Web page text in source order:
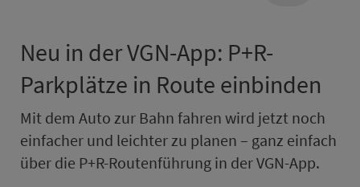
Neu in der VGN-App: P+R-
Parkplätze in Route einbinden
Mit dem Auto zur Bahn fahren wird jetzt noch
ein­facher und leichter zu planen – ganz ein­fach
über die P+R-Routenführung in der VGN-App.